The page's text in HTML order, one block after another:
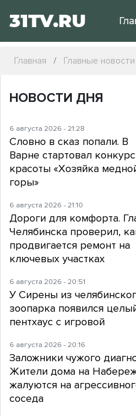
31TV.RU
Главная Главные новости
НОВОСТИ ДНЯ
6 августа 2026 - 21:28
Словно в сказ попали. В
Варне стартовал конкурс
красоты «Хозяйка
горы»
6 августа 2026 - 21:10
Дороги для комфорта.
Челябинска проверил,
продвигается ремонт на
ключевых участках
6 августа 2026 - 20:51
У Сирены из
зоопарка появился
пентхаус с игровой
6 августа 2026 - 20:16
Заложники чужого
Жители дома на
жалуются на
соседа